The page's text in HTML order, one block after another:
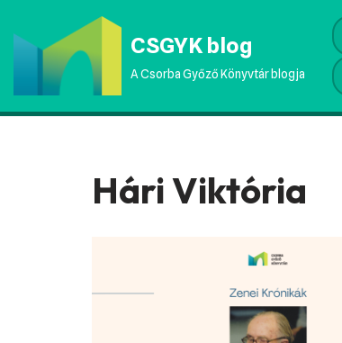
Skip
content
CSGYK blog
A Csorba Győző Könyvtár blogja
Hári Viktória